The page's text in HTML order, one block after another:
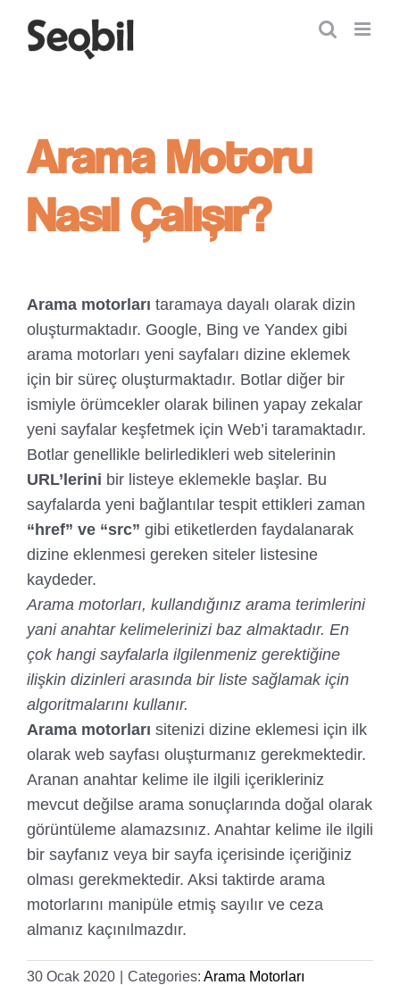
Arama Motoru
Nasıl Çalışır?
Arama motorları taramaya dayalı olarak dizin
oluşturmaktadır. Google, Bing ve Yandex gibi
arama motorları yeni sayfaları dizine eklemek
için bir süreç oluşturmaktadır. Botlar diğer bir
ismiyle örümcekler olarak bilinen yapay zekalar
yeni sayfalar keşfetmek için Web’i taramaktadır.
Botlar genellikle belirledikleri web sitelerinin
URL’lerini bir listeye eklemekle başlar. Bu
sayfalarda yeni bağlantılar tespit ettikleri zaman
“href” ve “src” gibi etiketlerden faydalanarak
dizine eklenmesi gereken siteler listesine
kaydeder.
Arama motorları, kullandığınız arama terimlerini
yani anahtar kelimelerinizi baz almaktadır. En
çok hangi sayfalarla ilgilenmeniz gerektiğine
ilişkin dizinleri arasında bir liste sağlamak için
algoritmalarını kullanır.
Arama motorları sitenizi dizine eklemesi için ilk
olarak web sayfası oluşturmanız gerekmektedir.
Aranan anahtar kelime ile ilgili içerikleriniz
mevcut değilse arama sonuçlarında doğal olarak
görüntüleme alamazsınız. Anahtar kelime ile ilgili
bir sayfanız veya bir sayfa içerisinde içeriğiniz
olması gerekmektedir. Aksi taktirde arama
motorlarını manipüle etmiş sayılır ve ceza
almanız kaçınılmazdır.
30 Ocak 2020 Categories: Arama Motorları